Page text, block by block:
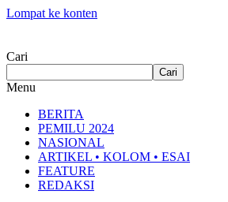
Lompat ke konten
Cari
Cari
Menu
BERITA
PEMILU 2024
NASIONAL
ARTIKEL • KOLOM • ESAI
FEATURE
REDAKSI